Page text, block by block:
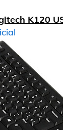
K120